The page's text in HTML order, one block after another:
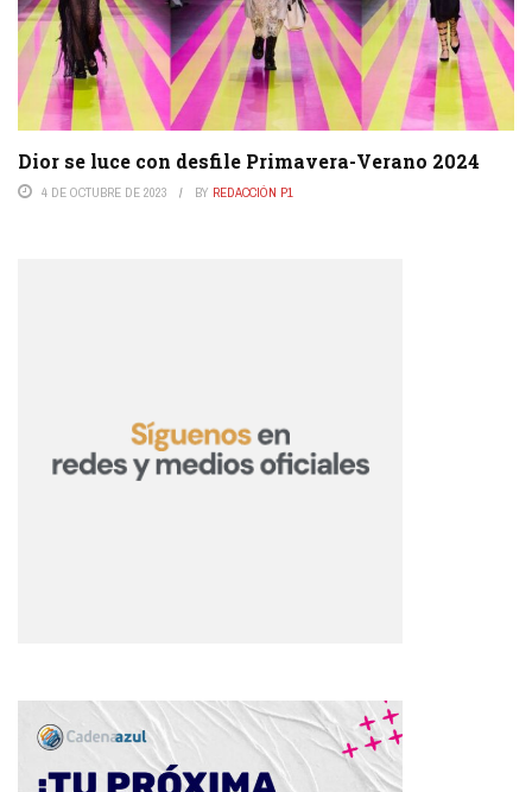
Dior se luce con desfile Primavera-Verano 2024
4 DE OCTUBRE DE 2023 BY REDACCIÓN P1